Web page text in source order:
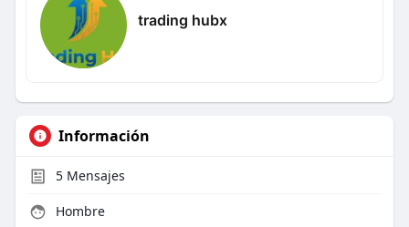
trading hubx
Información
5Mensajes
Hombre